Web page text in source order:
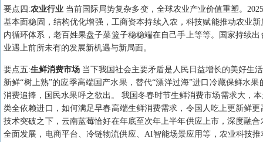
要点 四 :农业行业 当前国际局势复杂多变，全球农业产业价值重塑。
基本面稳固，结构优化增强，工商资本持续入农，科技赋能推动农业
内循环体系，老百姓果盘子菜篮子稳稳端在自己手上等等。国家持续
业遇上前所未有的发展新机遇与新局面。
要点五:生鲜消费市场 当下我国社会主要矛盾是人民日益增长的美好生
新鲜“树上熟”的应季高端国产水果，替代“漂洋过海”进口冷藏保鲜水
消费追捧，国民水果呼之欲出。 我国冬春时节生鲜消费市场需求大，
类全依赖进口，如何满足早春高端生鲜消费需求，令国人吃上更新鲜
技术突破之下，云南蓝莓恰好在年底至次年上半年供应上市，深度融
全面发展，电商平台、冷链物流供应、AI智能场景应用等，农业科技